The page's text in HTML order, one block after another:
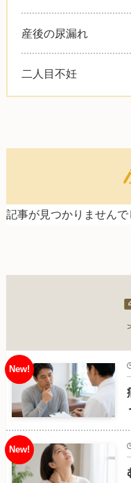
産後の尿漏れ
二人目不妊
記事が見つかりませんで